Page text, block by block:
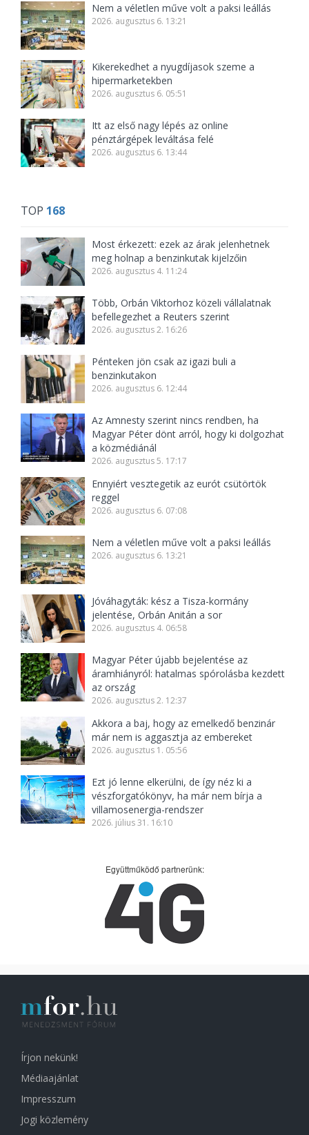
Nem a véletlen műve volt a paksi leállás
2026. augusztus 6. 13:21
Kikerekedhet a nyugdíjasok szeme a
hipermarketekben
2026. augusztus 6. 05:51
Itt az első nagy lépés az online
pénztárgépek leváltása felé
2026. augusztus 6. 13:44
TOP 168
Most érkezett: ezek az árak jelenhetnek
meg holnap a benzinkutak kijelzőin
2026. augusztus 4. 11:24
Több, Orbán Viktorhoz közeli vállalatnak
befellegezhet a Reuters szerint
2026. augusztus 2. 16:26
Pénteken jön csak az igazi buli a
benzinkutakon
2026. augusztus 6. 12:44
Az Amnesty szerint nincs rendben, ha
Magyar Péter dönt arról, hogy ki dolgozhat
a közmédiánál
2026. augusztus 5. 17:17
Ennyiért vesztegetik az eurót csütörtök
reggel
2026. augusztus 6. 07:08
Nem a véletlen műve volt a paksi leállás
2026. augusztus 6. 13:21
Jóváhagyták: kész a Tisza-kormány
jelentése, Orbán Anitán a sor
2026. augusztus 4. 06:58
Magyar Péter újabb bejelentése az
áramhiányról: hatalmas spórolásba kezdett
az ország
2026. augusztus 2. 12:37
Akkora a baj, hogy az emelkedő benzinár
már nem is aggasztja az embereket
2026. augusztus 1. 05:56
Ezt jó lenne elkerülni, de így néz ki a
vészforgatókönyv, ha már nem bírja a
villamosenergia-rendszer
2026. július 31. 16:10
Együttműködő partnerünk:
Írjon nekünk!
Médiaajánlat
Impresszum
Jogi közlemény